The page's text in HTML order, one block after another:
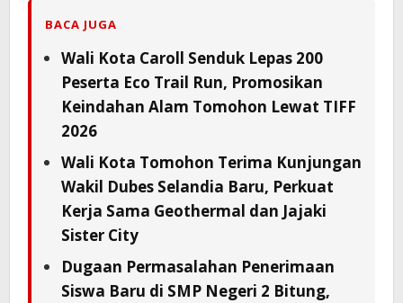
BACA JUGA
Wali Kota Caroll Senduk Lepas 200
Peserta Eco Trail Run, Promosikan
Keindahan Alam Tomohon Lewat TIFF
2026
Wali Kota Tomohon Terima Kunjungan
Wakil Dubes Selandia Baru, Perkuat
Kerja Sama Geothermal dan Jajaki
Sister City
Dugaan Permasalahan Penerimaan
Siswa Baru di SMP Negeri 2 Bitung,